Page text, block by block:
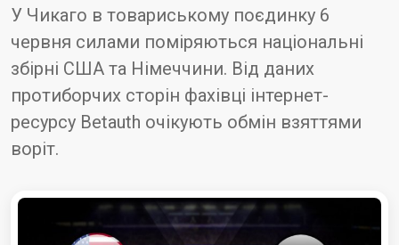
У Чикаго в товариському поєдинку 6
червня силами поміряються національні
збірні США та Німеччини. Від даних
протиборчих сторін фахівці інтернет-
ресурсу Betauth очікують обмін взяттями
воріт.